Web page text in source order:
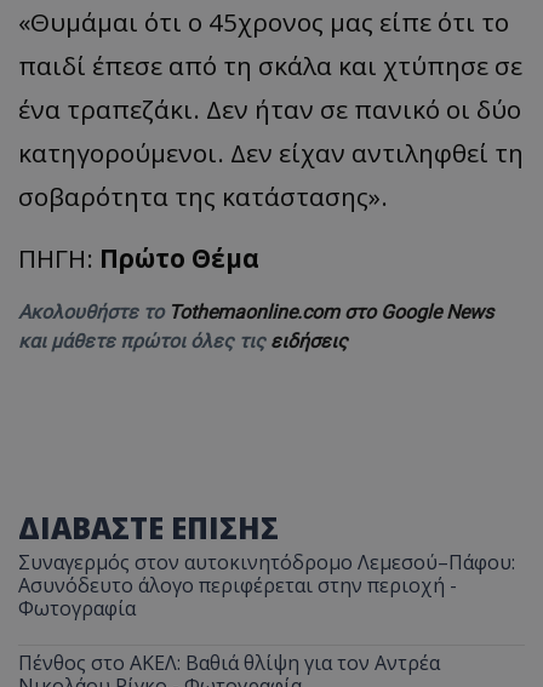
«Θυμάμαι ότι ο 45χρονος μας είπε ότι το
παιδί έπεσε από τη σκάλα και χτύπησε σε
ένα τραπεζάκι. Δεν ήταν σε πανικό οι δύο
κατηγορούμενοι. Δεν είχαν αντιληφθεί τη
σοβαρότητα της κατάστασης».
ΠΗΓΗ: Πρώτο Θέμα
Ακολουθήστε το Tothemaonline.com στο Google News
και μάθετε πρώτοι όλες τις ειδήσεις
ΔΙΑΒΑΣΤΕ ΕΠΙΣΗΣ
Συναγερμός στον αυτοκινητόδρομο Λεμεσού–Πάφου:
Ασυνόδευτο άλογο περιφέρεται στην περιοχή -
Φωτογραφία
Πένθος στο ΑΚΕΛ: Βαθιά θλίψη για τον Αντρέα
ASP.NET_SessionId
Microsoft Corporation
VISITOR_PRIVACY_METADATA
YouTube